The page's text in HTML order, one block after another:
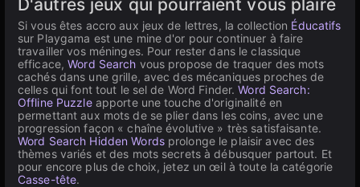
D'autres jeux qui pourraient vous plaire
Si vous êtes accro aux jeux de lettres, la collection Éducatifs
sur Playgama est une mine d'or pour continuer à faire
travailler vos méninges. Pour rester dans le classique
efficace,Word Search vous propose de traquer des mots
cachés dans une grille, avec des mécaniques proches de
celles qui font tout le sel de Word Finder.Word Search:
Offline Puzzleapporte une touche d'originalité en
permettant aux mots de se plier dans les coins, avec une
progression façon « chaîne évolutive » très satisfaisante.
Word Search Hidden Wordsprolonge le plaisir avec des
thèmes variés et des mots secrets à débusquer partout. Et
pour encore plus de choix, jetez un œil à toute la catégorie
Casse-tête.